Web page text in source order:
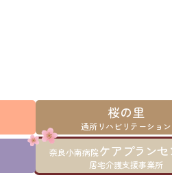
桜の里
通所リハビリテーション
奈良小南病院ケアプラン
居宅介護支援事業所